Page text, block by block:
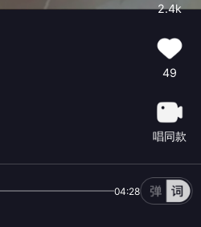
2.4k
49
唱同款
04:28